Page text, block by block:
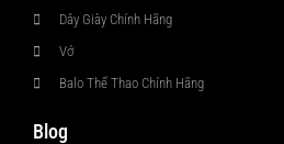
Dây Giày Chính Hãng
Vớ
Balo Thể Thao Chính Hãng
Blog